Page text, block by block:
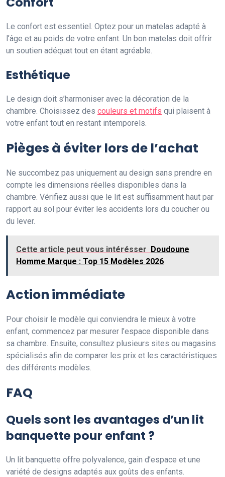
Le confort est essentiel. Optez pour un matelas adapté à
l’âge et au poids de votre enfant. Un bon matelas doit offrir
un soutien adéquat tout en étant agréable.
Esthétique
Le design doit s’harmoniser avec la décoration de la
chambre. Choisissez des couleurs et motifs qui plaisent à
votre enfant tout en restant intemporels.
Pièges à éviter lors de l’achat
Ne succombez pas uniquement au design sans prendre en
compte les dimensions réelles disponibles dans la
chambre. Vérifiez aussi que le lit est suffisamment haut par
rapport au sol pour éviter les accidents lors du coucher ou
du lever.
Cette article peut vous intérésser Doudoune
Homme Marque : Top 15 Modèles 2026
Action immédiate
Pour choisir le modèle qui conviendra le mieux à votre
enfant, commencez par mesurer l’espace disponible dans
sa chambre. Ensuite, consultez plusieurs sites ou magasins
spécialisés afin de comparer les prix et les caractéristiques
des différents modèles.
FAQ
Quels sont les avantages d’un lit
banquette pour enfant ?
Un lit banquette offre polyvalence, gain d’espace et une
variété de designs adaptés aux goûts des enfants.